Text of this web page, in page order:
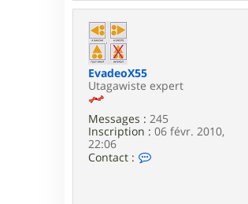
t
Y
n
o
EvadeoX55
Utagawiste expert
Messages : 245
Inscription : 06 févr. 2010,
22:06
Contact :